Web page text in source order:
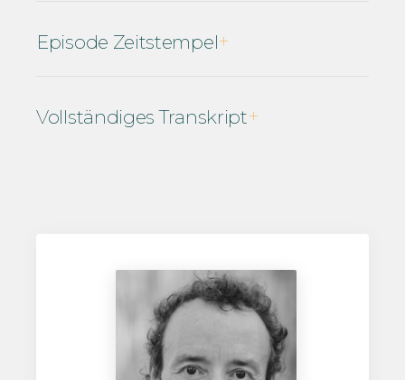
Episode Zeitstempel
Vollständiges Transkript